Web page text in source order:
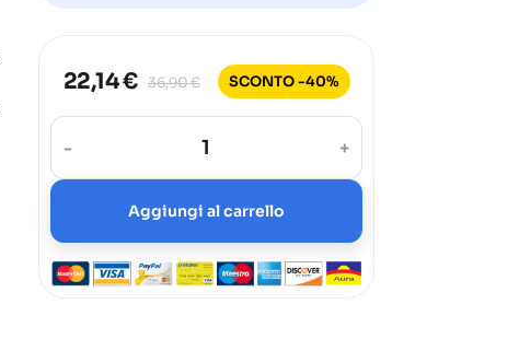
22,14 € 36,90 € SCONTO -40%
- +
Aggiungi al carrello